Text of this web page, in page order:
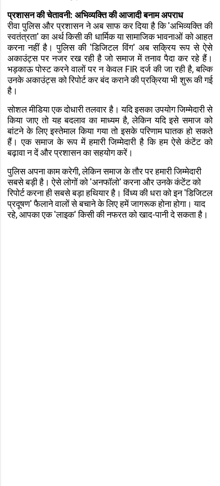
प्रशासन की चेतावनी: अभिव्यक्ति की आजादी बनाम अपराध
रीवा पुलिस और प्रशासन ने अब साफ कर दिया है कि 'अभिव्यक्ति की
स्वतंत्रता' का अर्थ किसी की धार्मिक या सामाजिक भावनाओं को आहत
करना नहीं है। पुलिस की 'डिजिटल विंग' अब सक्रिय रूप से ऐसे
अकाउंट्स पर नजर रख रही है जो समाज में तनाव पैदा कर रहे हैं।
भड़काऊ पोस्ट करने वालों पर न केवल FIR दर्ज की जा रही है, बल्कि
उनके अकाउंट्स को रिपोर्ट कर बंद कराने की प्रक्रिया भी शुरू की गई
है।
सोशल मीडिया एक दोधारी तलवार है। यदि इसका उपयोग जिम्मेदारी से
किया जाए तो यह बदलाव का माध्यम है, लेकिन यदि इसे समाज को
बांटने के लिए इस्तेमाल किया गया तो इसके परिणाम घातक हो सकते
हैं। एक समाज के रूप में हमारी जिम्मेदारी है कि हम ऐसे कंटेंट को
बढ़ावा न दें और प्रशासन का सहयोग करें।
पुलिस अपना काम करेगी, लेकिन समाज के तौर पर हमारी जिम्मेदारी
सबसे बड़ी है। ऐसे लोगों को 'अनफॉलो' करना और उनके कंटेंट को
रिपोर्ट करना ही सबसे बड़ा हथियार है। विंध्य की धरा को इन 'डिजिटल
प्रदूषण' फैलाने वालों से बचाने के लिए हमें जागरूक होना होगा। याद
रहे, आपका एक 'लाइक' किसी की नफरत को खाद-पानी दे सकता है।